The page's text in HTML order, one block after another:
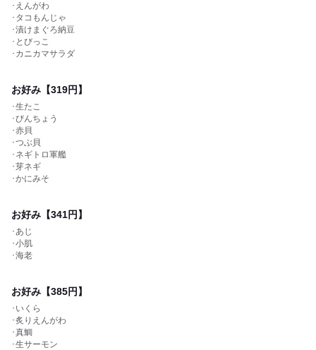
･えんがわ
･タコもんじゃ
･漬けまぐろ納豆
･とびっこ
･カニカマサラダ
お好み【319円】
･生たこ
･びんちょう
･赤貝
･つぶ貝
･ネギトロ軍艦
･芽ネギ
･かにみそ
お好み【341円】
･あじ
･小肌
･海老
お好み【385円】
･いくら
･炙りえんがわ
･真鯛
･生サーモン